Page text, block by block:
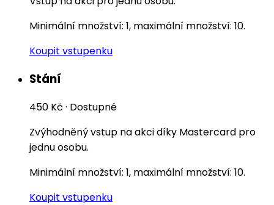
Minimální množství: 1, maximální množství: 10.
Koupit vstupenku
Stání
450 Kč · Dostupné
Zvýhodněný vstup na akci díky Mastercard pro
jednu osobu.
Minimální množství: 1, maximální množství: 10.
Koupit vstupenku